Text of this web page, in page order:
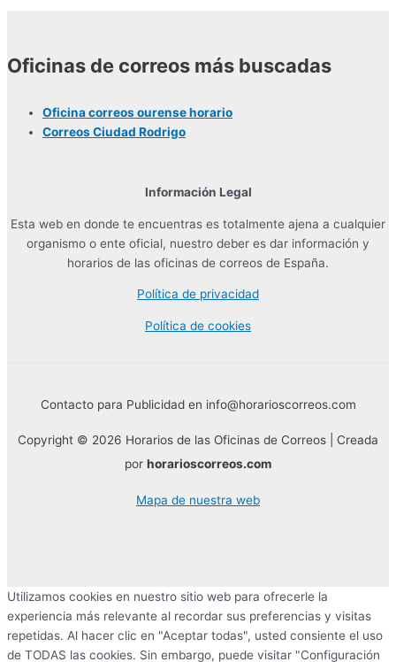
Oficinas de correos más buscadas
Oficina correos ourense horario
Correos Ciudad Rodrigo
Información Legal
Esta web en donde te encuentras es totalmente ajena a cualquier
organismo o ente oficial, nuestro deber es dar información y
horarios de las oficinas de correos de España.
Política de privacidad
Política de cookies
Contacto para Publicidad en info@horarioscorreos.com
Copyright © 2026 Horarios de las Oficinas de Correos | Creada
por horarioscorreos.com
Mapa de nuestra web
Utilizamos cookies en nuestro sitio web para ofrecerle la
experiencia más relevante al recordar sus preferencias y visitas
repetidas. Al hacer clic en "Aceptar todas", usted consiente el uso
de TODAS las cookies. Sin embargo, puede visitar "Configuración